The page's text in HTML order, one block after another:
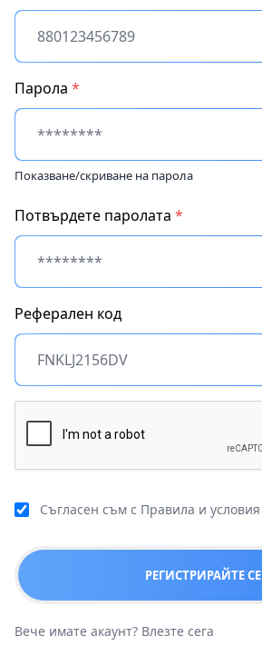
Парола *
Показване/скриване на парола
Потвърдете паролата *
Реферален код
Съгласен съм с Правила и условия
РЕГИСТРИРАЙТЕ СЕ
Вече имате акаунт? Влезте сега